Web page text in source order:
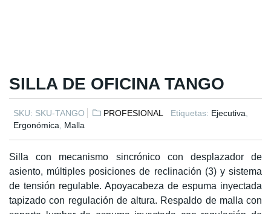
SILLA DE OFICINA TANGO
SKU: SKU-TANGO PROFESIONAL Etiquetas: Ejecutiva,
Ergonómica, Malla
Silla con mecanismo sincrónico con desplazador de
asiento, múltiples posiciones de reclinación (3) y sistema
de tensión regulable. Apoyacabeza de espuma inyectada
tapizado con regulación de altura. Respaldo de malla con